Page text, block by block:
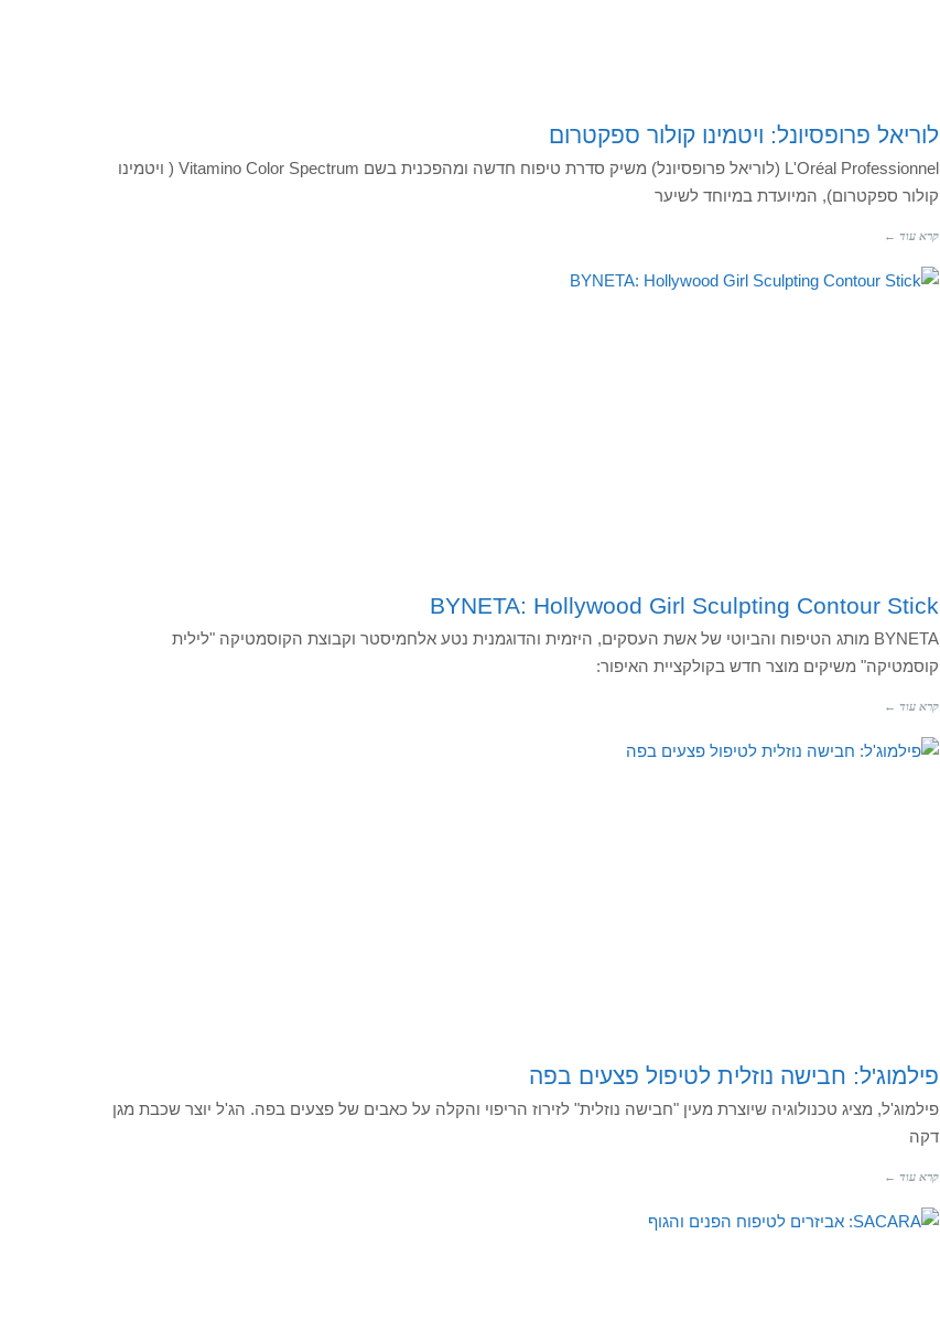
לוריאל פרופסיונל: ויטמינו קולור ספקטרום
L'Oréal Professionnel (לוריאל פרופסיונל) משיק סדרת טיפוח חדשה ומהפכנית בשם Vitamino Color Spectrum ( ויטמינו
קולור ספקטרום), המיועדת במיוחד לשיער
קרא עוד ←
BYNETA: Hollywood Girl Sculpting Contour Stick
BYNETA מותג הטיפוח והביוטי של אשת העסקים, היזמית והדוגמנית נטע אלחמיסטר וקבוצת הקוסמטיקה "לילית
קוסמטיקה" משיקים מוצר חדש בקולקציית האיפור:
קרא עוד ←
פילמוג'ל: חבישה נוזלית לטיפול פצעים בפה
פילמוג'ל, מציג טכנולוגיה שיוצרת מעין "חבישה נוזלית" לזירוז הריפוי והקלה על כאבים של פצעים בפה. הג'ל יוצר שכבת מגן
דקה
קרא עוד ←